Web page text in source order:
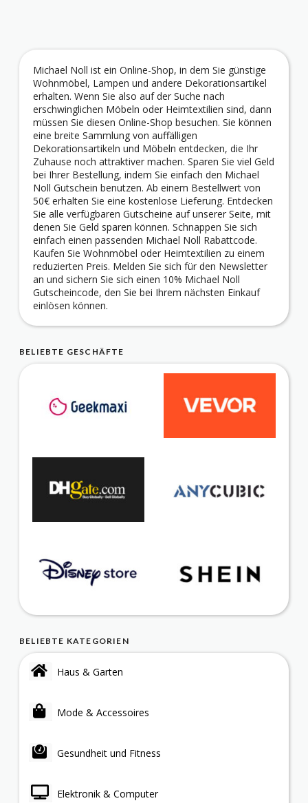
Michael Noll ist ein Online-Shop, in dem Sie günstige
Wohnmöbel, Lampen und andere Dekorationsartikel
erhalten. Wenn Sie also auf der Suche nach
erschwinglichen Möbeln oder Heimtextilien sind, dann
müssen Sie diesen Online-Shop besuchen. Sie können
eine breite Sammlung von auffälligen
Dekorationsartikeln und Möbeln entdecken, die Ihr
Zuhause noch attraktiver machen. Sparen Sie viel Geld
bei Ihrer Bestellung, indem Sie einfach den Michael
Noll Gutschein benutzen. Ab einem Bestellwert von
50€ erhalten Sie eine kostenlose Lieferung. Entdecken
Sie alle verfügbaren Gutscheine auf unserer Seite, mit
denen Sie Geld sparen können. Schnappen Sie sich
einfach einen passenden Michael Noll Rabattcode.
Kaufen Sie Wohnmöbel oder Heimtextilien zu einem
reduzierten Preis. Melden Sie sich für den Newsletter
an und sichern Sie sich einen 10% Michael Noll
Gutscheincode, den Sie bei Ihrem nächsten Einkauf
einlösen können.
BELIEBTE GESCHÄFTE
BELIEBTE KATEGORIEN
Haus & Garten
Mode & Accessoires
Gesundheit und Fitness
Elektronik & Computer